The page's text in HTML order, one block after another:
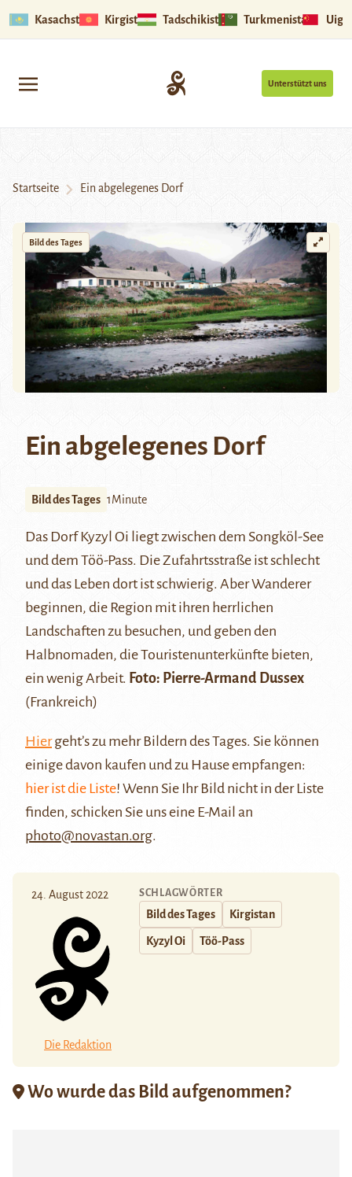
Kasachstan Kirgistan Tadschikistan Turkmenistan
Unterstützt uns
Startseite Ein abgelegenes Dorf
Bild des Tages
Ein abgelegenes Dorf
Bild des Tages 1Minute
Das Dorf Kyzyl Oi liegt zwischen dem Songköl-See
und dem Töö-Pass. Die Zufahrtsstraße ist schlecht
und das Leben dort ist schwierig. Aber Wanderer
beginnen, die Region mit ihren herrlichen
Landschaften zu besuchen, und geben den
Halbnomaden, die Touristenunterkünfte bieten,
ein wenig Arbeit. Foto: Pierre-Armand Dussex
(Frankreich)
Hiergeht’s zu mehr Bildern des Tages. Sie können
einige davon kaufen und zu Hause empfangen:
hier ist die Liste! Wenn Sie Ihr Bild nicht in der Liste
finden, schicken Sie uns eine E-Mail an
photo@novastan.org.
24. August 2022
Die Redaktion
SCHLAGWÖRTER
Bild des Tages Kirgistan
Kyzyl Oi Töö-Pass
Wo wurde das Bild aufgenommen?